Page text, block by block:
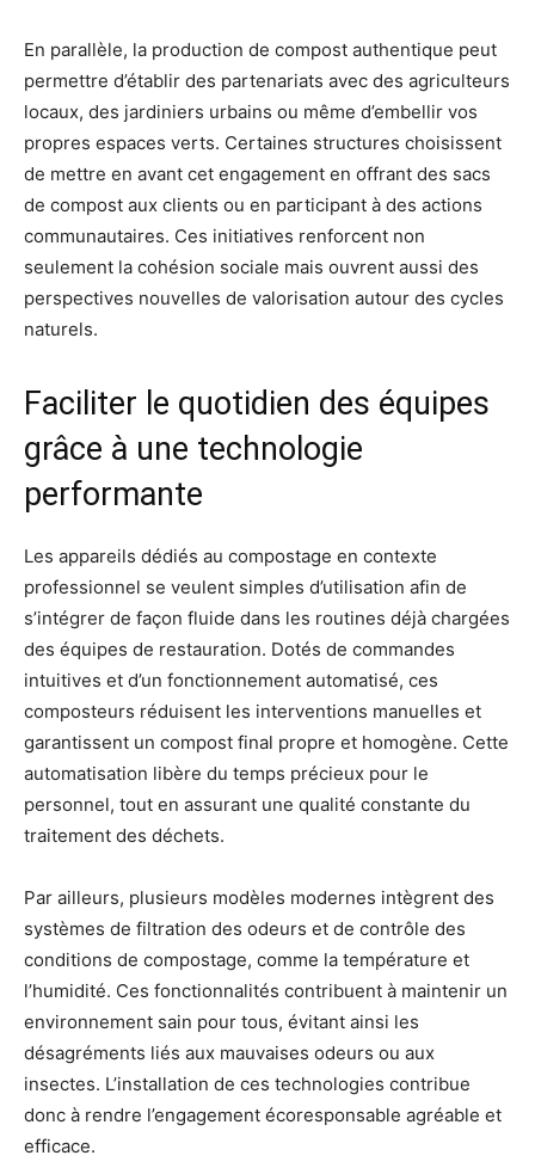
En parallèle, la production de compost authentique peut
permettre d’établir des partenariats avec des agriculteurs
locaux, des jardiniers urbains ou même d’embellir vos
propres espaces verts. Certaines structures choisissent
de mettre en avant cet engagement en offrant des sacs
de compost aux clients ou en participant à des actions
communautaires. Ces initiatives renforcent non
seulement la cohésion sociale mais ouvrent aussi des
perspectives nouvelles de valorisation autour des cycles
naturels.
Faciliter le quotidien des équipes
grâce à une technologie
performante
Les appareils dédiés au compostage en contexte
professionnel se veulent simples d’utilisation afin de
s’intégrer de façon fluide dans les routines déjà chargées
des équipes de restauration. Dotés de commandes
intuitives et d’un fonctionnement automatisé, ces
composteurs réduisent les interventions manuelles et
garantissent un compost final propre et homogène. Cette
automatisation libère du temps précieux pour le
personnel, tout en assurant une qualité constante du
traitement des déchets.
Par ailleurs, plusieurs modèles modernes intègrent des
systèmes de filtration des odeurs et de contrôle des
conditions de compostage, comme la température et
l’humidité. Ces fonctionnalités contribuent à maintenir un
environnement sain pour tous, évitant ainsi les
désagréments liés aux mauvaises odeurs ou aux
insectes. L’installation de ces technologies contribue
donc à rendre l’engagement écoresponsable agréable et
efficace.